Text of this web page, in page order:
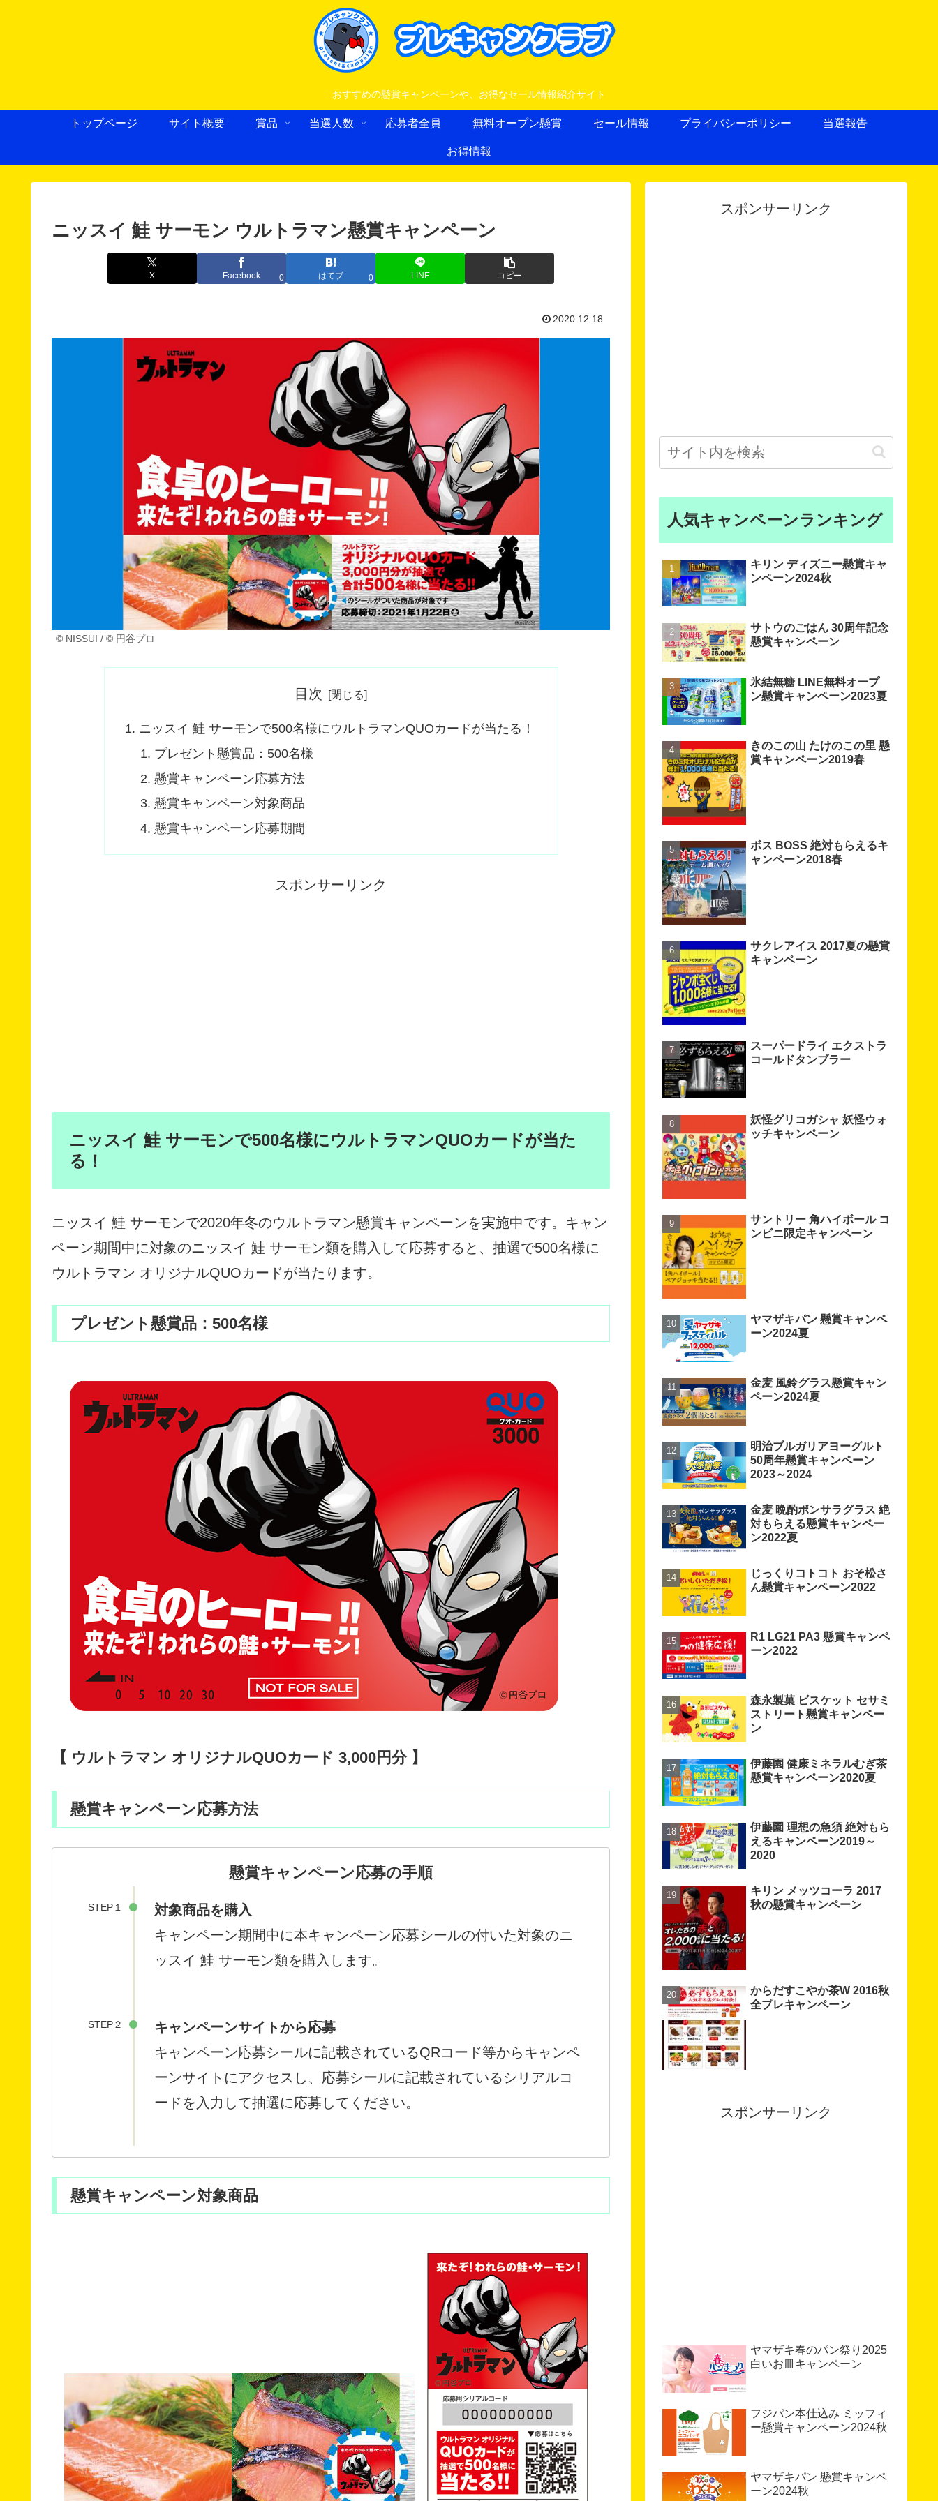
おすすめの懸賞キャンペーンや、お得なセール情報紹介サイト
トップページ サイト概要 賞品 当選人数 応募者全員 無料オープン懸賞 セール情報 プライバシーポリシー 当選報告
お得情報
ニッスイ 鮭 サーモン ウルトラマン懸賞キャンペーン
X Facebook 0 はてブ 0 LINE コピー
2020.12.18
© NISSUI / © 円谷プロ
目次
ニッスイ 鮭 サーモンで500名様にウルトラマンQUOカードが当たる！
プレゼント懸賞品：500名様
懸賞キャンペーン応募方法
懸賞キャンペーン対象商品
懸賞キャンペーン応募期間
スポンサーリンク
ニッスイ 鮭 サーモンで500名様にウルトラマンQUOカードが当た
る！
ニッスイ 鮭 サーモンで2020年冬のウルトラマン懸賞キャンペーンを実施中です。キャン
ペーン期間中に対象のニッスイ 鮭 サーモン類を購入して応募すると、抽選で500名様に
ウルトラマン オリジナルQUOカードが当たります。
プレゼント懸賞品：500名様
【 ウルトラマン オリジナルQUOカード 3,000円分 】
懸賞キャンペーン応募方法
懸賞キャンペーン応募の手順
STEP１
対象商品を購入
キャンペーン期間中に本キャンペーン応募シールの付いた対象のニ
ッスイ 鮭 サーモン類を購入します。
STEP２
キャンペーンサイトから応募
キャンペーン応募シールに記載されているQRコード等からキャンペ
ーンサイトにアクセスし、応募シールに記載されているシリアルコ
ードを入力して抽選に応募してください。
懸賞キャンペーン対象商品
スポンサーリンク
人気キャンペーンランキング
キリン ディズニー懸賞キャ
ンペーン2024秋
サトウのごはん 30周年記念
懸賞キャンペーン
氷結無糖 LINE無料オープ
ン懸賞キャンペーン2023夏
きのこの山 たけのこの里 懸
賞キャンペーン2019春
ボス BOSS 絶対もらえるキ
ャンペーン2018春
サクレアイス 2017夏の懸賞
キャンペーン
スーパードライ エクストラ
コールドタンブラー
妖怪グリコガシャ 妖怪ウォ
ッチキャンペーン
サントリー 角ハイボール コ
ンビニ限定キャンペーン
ヤマザキパン 懸賞キャンペ
ーン2024夏
金麦 風鈴グラス懸賞キャン
ペーン2024夏
明治ブルガリアヨーグルト
50周年懸賞キャンペーン
2023～2024
金麦 晩酌ボンサラグラス 絶
対もらえる懸賞キャンペー
ン2022夏
じっくりコトコト おそ松さ
ん懸賞キャンペーン2022
R1 LG21 PA3 懸賞キャンペ
ーン2022
森永製菓 ビスケット セサミ
ストリート懸賞キャンペー
ン
伊藤園 健康ミネラルむぎ茶
懸賞キャンペーン2020夏
伊藤園 理想の急須 絶対もら
えるキャンペーン2019～
2020
キリン メッツコーラ 2017
秋の懸賞キャンペーン
からだすこやか茶W 2016秋
全プレキャンペーン
スポンサーリンク
ヤマザキ春のパン祭り2025
白いお皿キャンペーン
フジパン本仕込み ミッフィ
ー懸賞キャンペーン2024秋
ヤマザキパン 懸賞キャンペ
ーン2024秋